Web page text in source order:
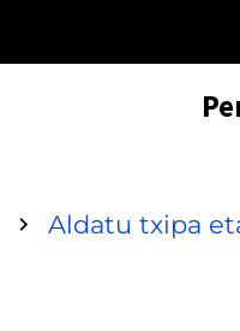
Aldatu txipa